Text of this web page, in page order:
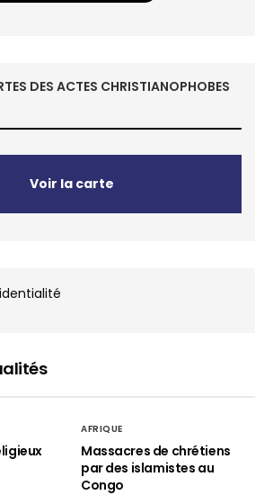
DES ACTES CHRISTIANOPHOBES
Voir la carte
AFRIQUE
Massacres de chrétiens
par des islamistes au
Congo